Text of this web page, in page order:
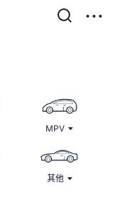
MPV
其他